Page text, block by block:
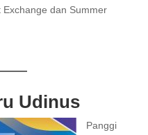
dan Summer
Udinus
Panggi